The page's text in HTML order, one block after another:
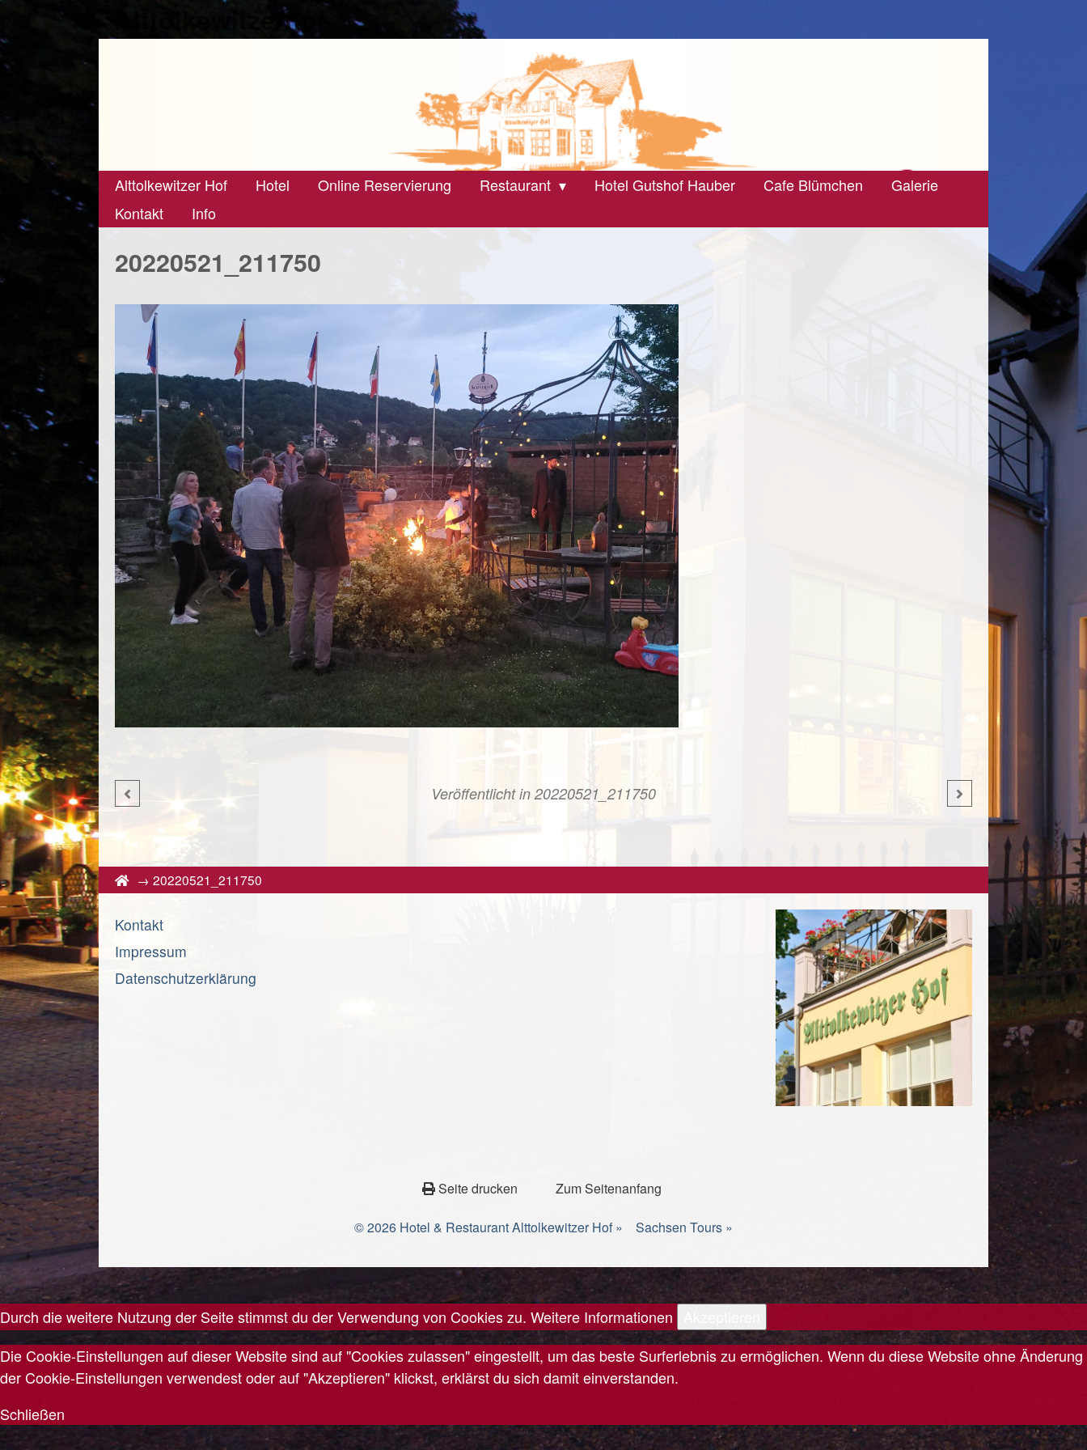
Alttolkewitzerhof
Alttolkewitzer Hof Hotel Online Reservierung Restaurant Hotel Gutshof Hauber Cafe Blümchen
Galerie
Kontakt
Info
20220521_211750
Veröffentlicht in 20220521_211750
→ 20220521_211750
Kontakt
Impressum
Datenschutzerklärung
Seite drucken Zum Seitenanfang
© 2026 Hotel & Restaurant Alttolkewitzer Hof » Sachsen Tours »
});
Durch die weitere Nutzung der Seite stimmst du der Verwendung von Cookies zu. Weitere Informationen
Die Cookie-Einstellungen auf dieser Website sind auf "Cookies zulassen" eingestellt, um das beste Surferlebnis zu ermöglichen. Wenn du diese Website ohne Änderung
der Cookie-Einstellungen verwendest oder auf "Akzeptieren" klickst, erklärst du sich damit einverstanden.
Schließen